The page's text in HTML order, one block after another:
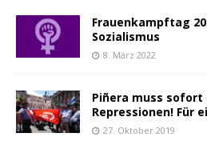
Frauenkampftag
Sozialismus
8. März 2022
Piñera muss
Repressionen! Für
27. Oktober 2019